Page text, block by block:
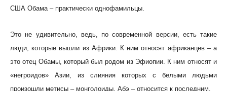
США Обама – практически однофамильцы.
Это не удивительно, ведь, по современной версии, есть такие
люди, которые вышли из Африки. К ним относят африканцев – а
это отец Обамы, который был родом из Эфиопии. К ним относят и
«негроидов» Азии, из слияния которых с белыми людьми
произошли метисы – монголоиды. Абэ – относится к последним.